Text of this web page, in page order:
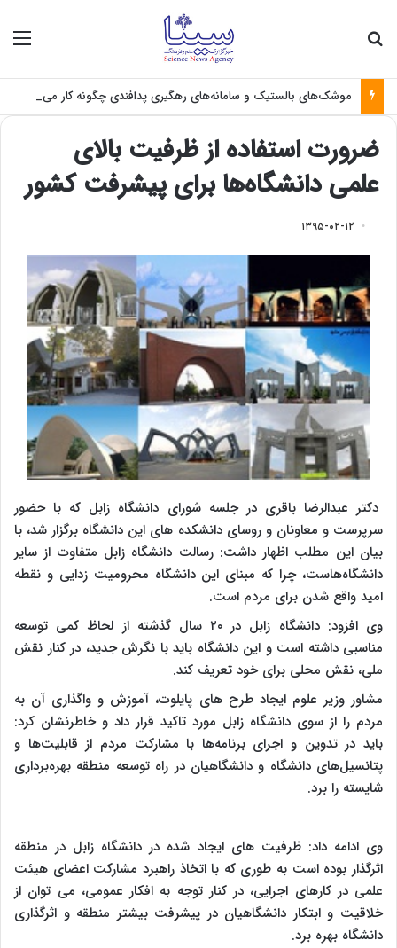
موشک‌های بالستیک و سامانه‌های رهگیری پدافندی چگونه کار می کنند؟
ضرورت استفاده از ظرفیت بالای
علمی دانشگاه‌ها برای پیشرفت کشور
۱۳۹۵-۰۲-۱۲
دکتر عبدالرضا باقری در جلسه شورای دانشگاه زابل که با حضور
سرپرست و معاونان و روسای دانشکده های این دانشگاه برگزار شد، با
بیان این مطلب اظهار داشت: رسالت دانشگاه زابل متفاوت از سایر
دانشگاه‌هاست، چرا که مبنای این دانشگاه محرومیت زدایی و نقطه
امید واقع شدن برای مردم است.
وی افزود: دانشگاه زابل در ۲۰ سال گذشته از لحاظ کمی توسعه
مناسبی داشته است و این دانشگاه باید با نگرش جدید، در کنار نقش
ملی، نقش محلی برای خود تعریف کند.
مشاور وزیر علوم ایجاد طرح های پایلوت، آموزش و واگذاری آن به
مردم را از سوی دانشگاه زابل مورد تاکید قرار داد و خاطرنشان کرد:
باید در تدوین و اجرای برنامه‌ها با مشارکت مردم از قابلیت‌ها و
پتانسیل‌های دانشگاه و دانشگاهیان در راه توسعه منطقه بهره‌برداری
شایسته را برد.
وی ادامه داد: ظرفیت های ایجاد شده در دانشگاه زابل در منطقه
اثرگذار بوده است به طوری که با اتخاذ راهبرد مشارکت اعضای هیئت
علمی در کارهای اجرایی، در کنار توجه به افکار عمومی، می توان از
خلاقیت و ابتکار دانشگاهیان در پیشرفت بیشتر منطقه و اثرگذاری
دانشگاه بهره برد.